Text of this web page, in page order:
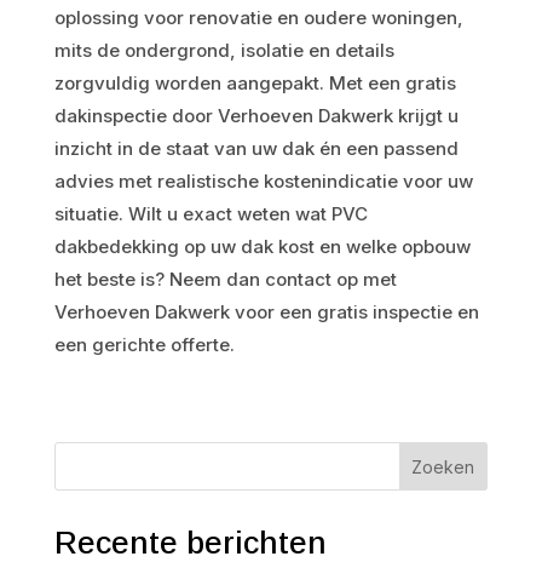
oplossing voor renovatie en oudere woningen,
mits de ondergrond, isolatie en details
zorgvuldig worden aangepakt. Met een gratis
dakinspectie door Verhoeven Dakwerk krijgt u
inzicht in de staat van uw dak én een passend
advies met realistische kostenindicatie voor uw
situatie. Wilt u exact weten wat PVC
dakbedekking op uw dak kost en welke opbouw
het beste is? Neem dan contact op met
Verhoeven Dakwerk voor een gratis inspectie en
een gerichte offerte.
Zoeken
Recente berichten